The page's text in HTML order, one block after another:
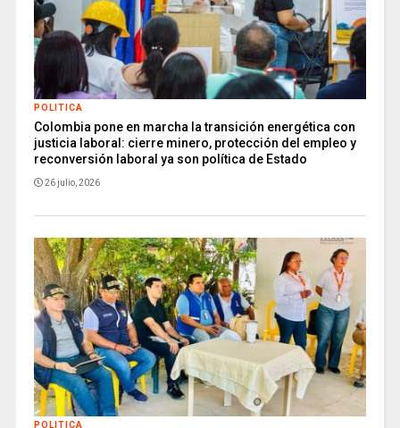
POLITICA
Colombia pone en marcha la transición energética con
justicia laboral: cierre minero, protección del empleo y
reconversión laboral ya son política de Estado
26 julio, 2026
POLITICA